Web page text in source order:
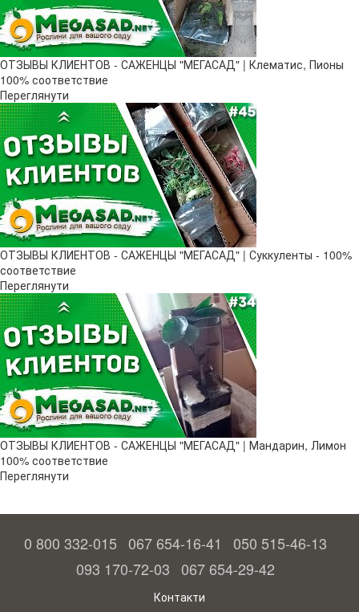
ОТЗЫВЫ КЛИЕНТОВ - САЖЕНЦЫ "МЕГАСАД" | Клематис, Пионы
100% соответствие
Переглянути
ОТЗЫВЫ КЛИЕНТОВ - САЖЕНЦЫ "МЕГАСАД" | Суккуленты - 100%
соответствие
Переглянути
ОТЗЫВЫ КЛИЕНТОВ - САЖЕНЦЫ "МЕГАСАД" | Мандарин, Лимон
100% соответствие
Переглянути
0 800 332-015 067 654-16-41
050 515-46-13
093 170-72-03 067 654-29-42
Контакти